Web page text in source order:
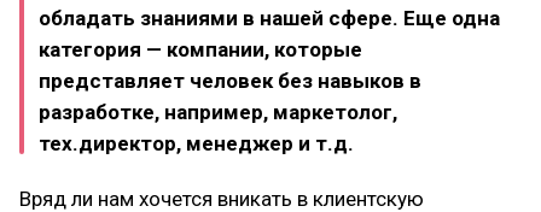
обладать знаниями в нашей сфере. Еще одна
категория — компании, которые
представляет человек без навыков в
разработке, например, маркетолог,
тех.директор, менеджер и т.д.
Вряд ли нам хочется вникать в клиентскую